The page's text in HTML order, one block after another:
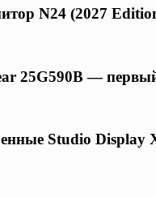
N24 (2027
25G590B —
Studio